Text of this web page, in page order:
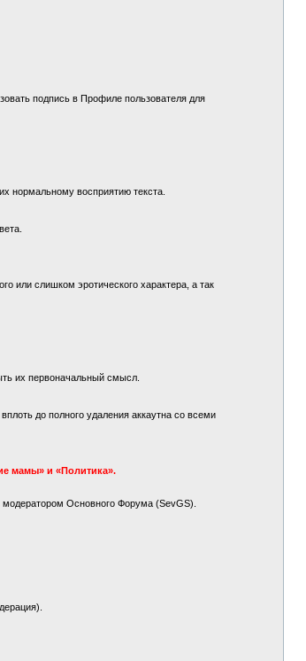
подпись в Профиле пользователя для
нормальному восприятию текста.
или слишком эротического характера, а так
их первоначальный смысл.
до полного удаления аккаутна со всеми
мамы» и «Политика».
Основного Форума (SevGS).